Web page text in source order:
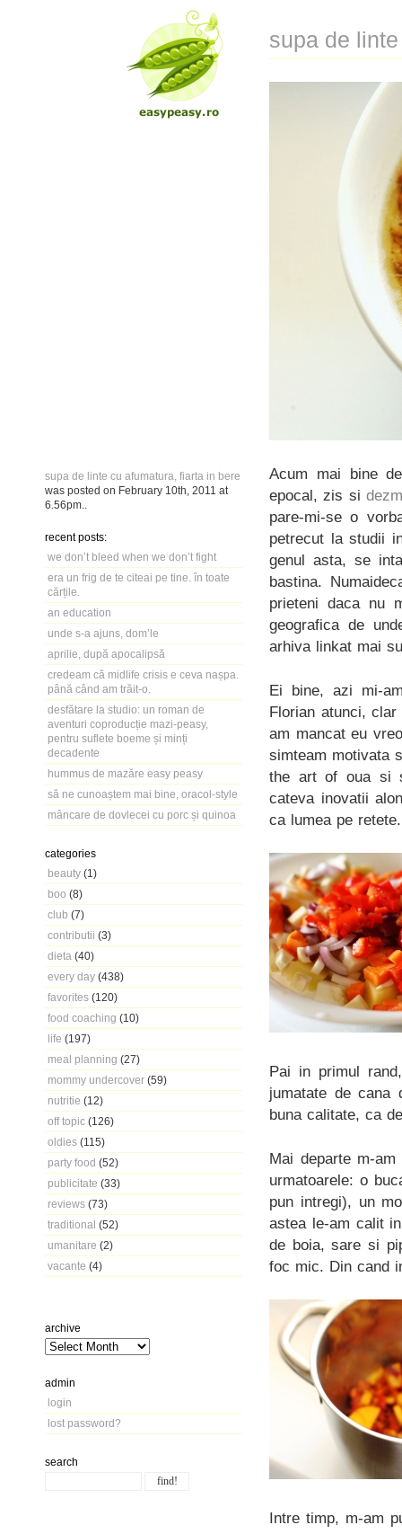
supa de linte cu afumatura, fiarta in bere
was posted on February 10th, 2011 at
6.56pm
recent posts:
we don’t bleed when we don’t fight
era un frig de te citeai pe tine. în toate
cărțile.
an education
unde s-a ajuns, dom’le
aprilie, după apocalipsă
credeam că midlife crisis e ceva nașpa.
până când am trăit-o.
desfătare la studio: un roman de
aventuri coproducție mazi-peasy,
pentru suflete boeme și minți
decadente
hummus de mazăre easy peasy
să ne cunoaștem mai bine, oracol-style
mâncare de dovlecei cu porc și quinoa
categories
beauty (1)
boo (8)
club (7)
contributii (3)
dieta (40)
every day (438)
favorites (120)
food coaching (10)
life (197)
meal planning (27)
mommy undercover (59)
nutritie (12)
off topic (126)
oldies (115)
party food (52)
publicitate (33)
reviews (73)
traditional (52)
umanitare (2)
vacante (4)
archive
admin
login
lost password?
search
supa de
Acum mai bine
epocal, zis si
pare-mi-se o
petrecut la studii
genul asta, se
bastina.
prieteni daca nu
geografica de
arhiva linkat mai
Ei bine, azi mi-
Florian atunci,
am mancat eu
simteam motivata
the art of oua si
cateva inovatii
ca lumea pe retete.
Pai in primul
jumatate de
buna calitate, ca
Mai departe m-
urmatoarele: o
pun intregi), un
astea le-am calit
de boia, sare si
foc mic. Din cand
Intre timp, m-am